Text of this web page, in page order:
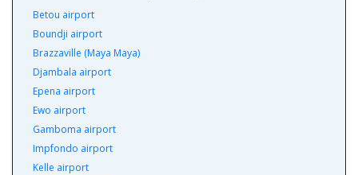
Betou airport
Boundji airport
Brazzaville (Maya Maya)
Djambala airport
Epena airport
Ewo airport
Gamboma airport
Impfondo airport
Kelle airport